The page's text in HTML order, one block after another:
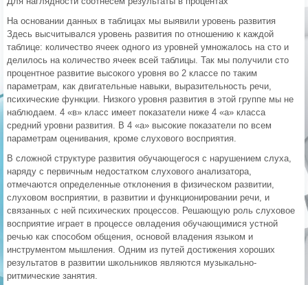
На основании данных в таблицах мы выявили уровень развития
Здесь высчитывался уровень развития по отношению к каждой
таблице: количество ячеек одного из уровней умножалось на сто и
делилось на количество ячеек всей таблицы. Так мы получили сто
процентное развитие высокого уровня во 2 классе по таким
параметрам, как двигательные навыки, выразительность речи,
психические функции. Низкого уровня развития в этой группе мы не
наблюдаем. 4 «в» класс имеет показатели ниже 4 «а» класса
средний уровни развития. В 4 «а» высокие показатели по всем
параметрам оценивания, кроме слухового восприятия.
В сложной структуре развития обучающегося с нарушением слуха,
наряду с первичным недостатком слухового анализатора,
отмечаются определенные отклонения в физическом развитии,
слуховом восприятии, в развитии и функционировании речи, и
связанных с ней психических процессов. Решающую роль слуховое
восприятие играет в процессе овладения обучающимися устной
речью как способом общения, основой владения языком и
инструментом мышления. Одним из путей достижения хороших
результатов в развитии школьников являются музыкально-
ритмические занятия.